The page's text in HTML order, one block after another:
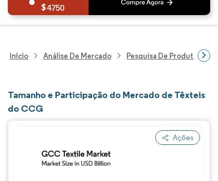
4750
Início Análise De Mercado Pesquisa De Produtos E
Tamanho e Participação do Mercado de Têxteis
do CCG
Ações